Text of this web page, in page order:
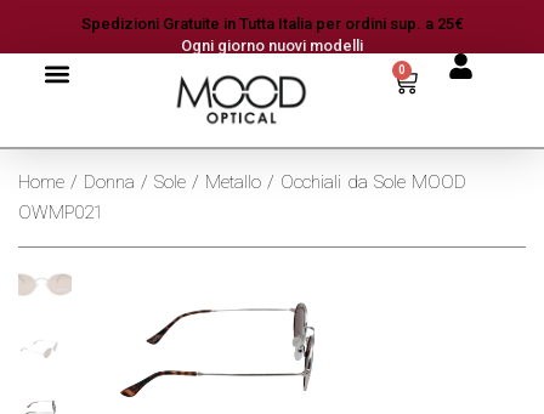
Spedizioni Gratuite in Tutta Italia per ordini sup. a 25€
Ogni giorno nuovi modelli
0
Home / Donna / Sole / Metallo / Occhiali da Sole MOOD
OWMP021